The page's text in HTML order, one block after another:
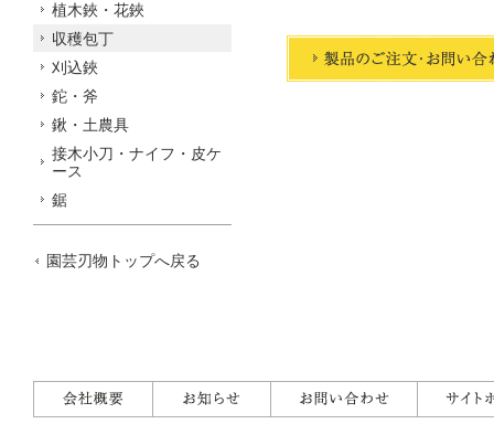
植木鋏・花鋏
収穫包丁
刈込鋏
鉈・斧
鍬・土農具
接木小刀・ナイフ・皮ケ
ース
鋸
園芸刃物トップへ戻る